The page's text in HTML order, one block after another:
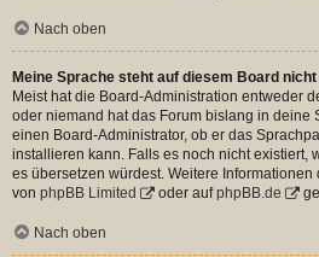
Nach oben
Meine Sprache steht auf diesem Board
Meist hat die Board-Administration entweder
oder niemand hat das Forum bislang in deine
einen Board-Administrator, ob er das
installieren kann. Falls es noch nicht existiert,
es übersetzen würdest. Weitere
von phpBB Limited oder aufphpBB.de
Nach oben